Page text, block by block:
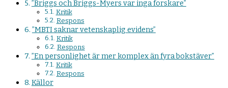
”Briggs och Briggs-Myers var inga forskare”
Kritik
Respons
”MBTI saknar vetenskaplig evidens”
Kritik
Respons
”En personlighet är mer komplex än fyra bokstäver”
Kritik
Respons
Källor